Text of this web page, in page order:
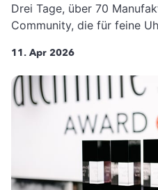
Drei Tage, über 70
Community, die für feine
11. Apr 2026